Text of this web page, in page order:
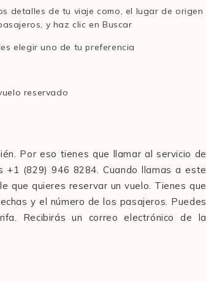
detalles de tu viaje como, el lugar de origen
y haz clic en Buscar
elegir uno de tu preferencia
reservado
Por eso tienes que llamar al servicio de
(829) 946 8284. Cuando llamas a este
que quieres reservar un vuelo. Tienes que
y el número de los pasajeros. Puedes
Recibirás un correo electrónico de la